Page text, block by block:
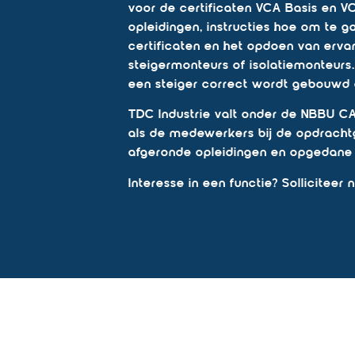
voor de certificaten VCA Basis en
opleidingen, instructies hoe om te
certificaten en het opdoen van
steigermonteurs of
een steiger correct wordt gebouwd
TDC Industrie valt onder de NBBU
als de medewerkers bij de
afgeronde opleidingen en
Interesse in een functie? Solliciteer